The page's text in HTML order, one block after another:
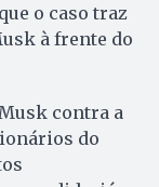
o caso traz
à frente do
contra a
do